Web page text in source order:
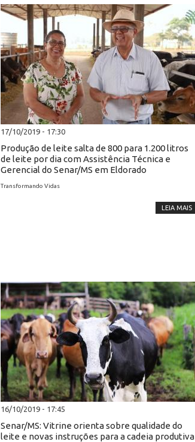
17/10/2019 - 17:30
Produção de leite salta de 800 para 1.200 litros
de leite por dia com Assistência Técnica e
Gerencial do Senar/MS em Eldorado
Transformando Vidas
LEIA MAIS
16/10/2019 - 17:45
Senar/MS: Vitrine orienta sobre qualidade do
leite e novas instruções para a cadeia produtiva